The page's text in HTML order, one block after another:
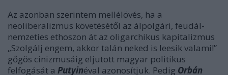
Az azonban szerintem mellélövés, ha a
neoliberalizmus követésétől az álpolgári, feudál-
nemzeties ethoszon át az oligarchikus kapitalizmus
„Szolgálj engem, akkor talán neked is leesik valami!”
gőgös cinizmusáig eljutott magyar politikus
felfogását a Putyinéval azonosítjuk. Pedig Orbán